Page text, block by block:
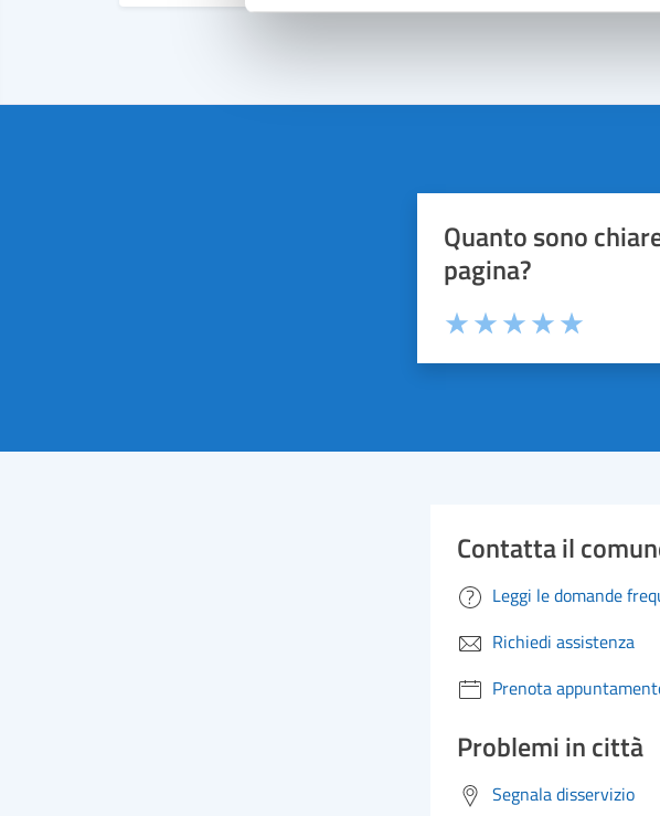
Quanto sono
pagina?
Contatta il
Leggi le domande
Richiedi assistenza
Prenota
Problemi in città
Segnala disservizio